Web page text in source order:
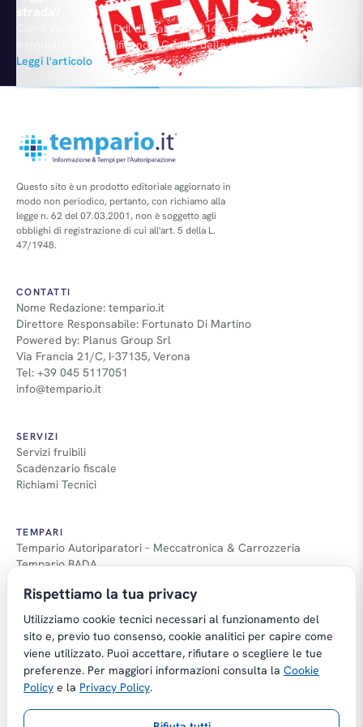
strada?
Con il via libera al Ddl di Stabilità 2016, sono diverse le norme
introdotte che modificano il Codice della strada. NOVITA' PER
LA SOSTA A PAGAMENTODal 1° luglio 2016 tutti i dispositivi di
controllo della durata della sosta a pagamento potranno
essere attivati anche mediante bancomat. L'obiettivo è quello
Leggi l'articolo
Questo sito è un prodotto editoriale aggiornato in
modo non periodico, pertanto, con richiamo alla
legge n. 62 del 07.03.2001, non è soggetto agli
obblighi di registrazione di cui all'art. 5 della L.
47/1948.
CONTATTI
Nome Redazione: tempario.it
Direttore Responsabile: Fortunato Di Martino
Powered by: Planus Group Srl
Via Francia 21/C, I-37135, Verona
Tel: +39 045 5117051
info@tempario.it
SERVIZI
Servizi fruibili
Scadenzario fiscale
Richiami Tecnici
TEMPARI
Tempario Autoriparatori – Meccatronica & Carrozzeria
Tempario BADA
Guida Applicazione Tempi
Copyright © Tempario.it | Powered by
Planus Group Srl - P.I. IT03584100238
Rispettiamo la tua privacy
Utilizziamo cookie tecnici necessari al funzionamento del
sito e, previo tuo consenso, cookie analitici per capire come
viene utilizzato. Puoi accettare, rifiutare o scegliere le tue
preferenze. Per maggiori informazioni consulta la Cookie
Policy e la Privacy Policy.